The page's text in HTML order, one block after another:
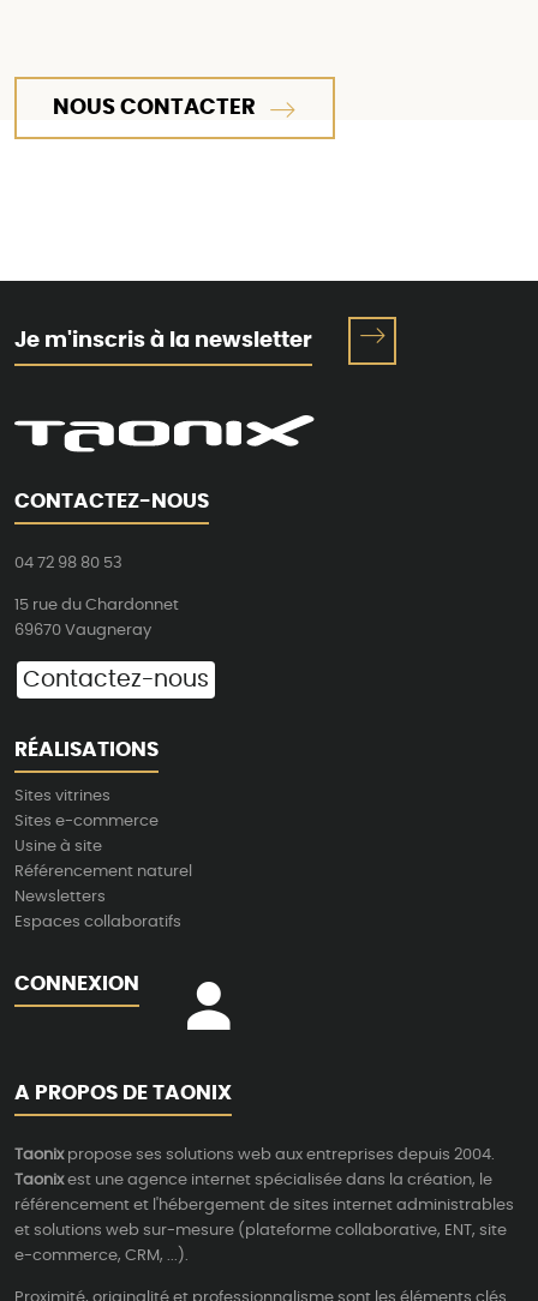
NOUS CONTACTER
Je m'inscris à la newsletter
CONTACTEZ-NOUS
04 72 98 80 53
15 rue du Chardonnet
69670 Vaugneray
Contactez-nous
RÉALISATIONS
Sites vitrines
Sites e-commerce
Usine à site
Référencement naturel
Newsletters
Espaces collaboratifs
CONNEXION
A PROPOS DE TAONIX
Taonixpropose ses solutions web aux entreprises depuis 2004.
Taonixest une agence internet spécialisée dans la création, le
référencement et l'hébergement de sites internet administrables
et solutions web sur-mesure (plateforme collaborative, ENT, site
e-commerce, CRM, ...).
Proximité, originalité et professionnalisme sont les éléments clés